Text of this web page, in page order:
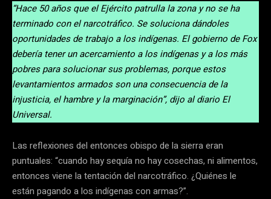
“Hace 50 años que el Ejército patrulla la zona y no se ha
terminado con el narcotráfico. Se soluciona dándoles
oportunidades de trabajo a los indígenas. El gobierno de Fox
debería tener un acercamiento a los indígenas y a los más
pobres para solucionar sus problemas, porque estos
levantamientos armados son una consecuencia de la
injusticia, el hambre y la marginación”, dijo al diario El
Universal.
Las reflexiones del entonces obispo de la sierra eran
puntuales: “cuando hay sequía no hay cosechas, ni alimentos,
entonces viene la tentación del narcotráfico. ¿Quiénes le
están pagando a los indígenas con armas?”.